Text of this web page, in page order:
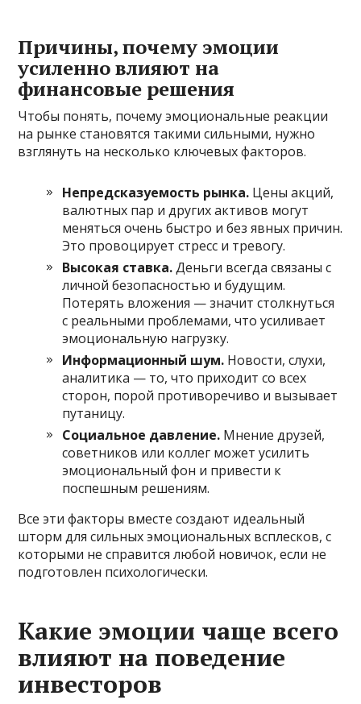
Причины, почему эмоции
усиленно влияют на
финансовые решения
Чтобы понять, почему эмоциональные реакции
на рынке становятся такими сильными, нужно
взглянуть на несколько ключевых факторов.
Непредсказуемость рынка. Цены акций,
валютных пар и других активов могут
меняться очень быстро и без явных причин.
Это провоцирует стресс и тревогу.
Высокая ставка.Деньги всегда связаны с
личной безопасностью и будущим.
Потерять вложения — значит столкнуться
с реальными проблемами, что усиливает
эмоциональную нагрузку.
Информационный шум. Новости, слухи,
аналитика — то, что приходит со всех
сторон, порой противоречиво и вызывает
путаницу.
Социальное давление. Мнение друзей,
советников или коллег может усилить
эмоциональный фон и привести к
поспешным решениям.
Все эти факторы вместе создают идеальный
шторм для сильных эмоциональных всплесков, с
которыми не справится любой новичок, если не
подготовлен психологически.
Какие эмоции чаще всего
влияют на поведение
инвесторов